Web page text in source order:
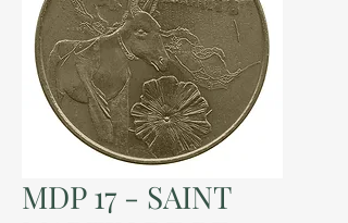
MDP 17 - SAINT